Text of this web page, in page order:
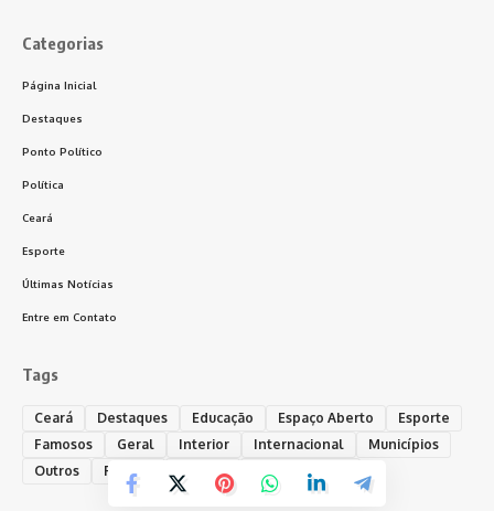
Categorias
Página Inicial
Destaques
Ponto Político
Política
Ceará
Esporte
Últimas Notícias
Entre em Contato
Tags
Ceará Destaques Educação Espaço Aberto
Esporte
Famosos
Geral Interior Internacional
Municípios
Outros
Policial Política Ponto Político